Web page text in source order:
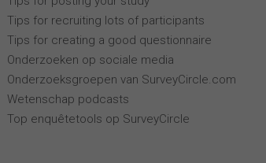
Tips for recruiting lots of participants
Tips for creating a good questionnaire
Onderzoeken op sociale media
Onderzoeksgroepen van SurveyCircle.com
Wetenschap podcasts
Top enquêtetools op SurveyCircle